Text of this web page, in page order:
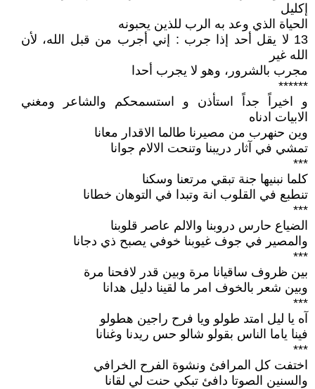
إكليل
الحياة الذي وعد به الرب للذين يحبونه
13 لا يقل أحد إذا جرب : إني أجرب من قبل الله، لأن
الله غير
مجرب بالشرور، وهو لا يجرب أحدا
******
و اخيراً جداً استأذن و استسمحكم والشاعر ومغني
الابيات ادناه
وين حنهرب من مصيرنا طالما الاقدار معانا
تمشي في آثار دريبنا وتنحت الالام جوانا
***
كلما نبنيها جنة تبقي مرتعنا وسكنا
تنطبع في القلوب انة وتبدا في التوهان خطانا
***
الضياع حارس دروبنا والالم عاصر قلوبنا
والمصير في جوف غيوبنا خوفي يصبح ذي دجانا
***
بين ظروف ساقيانا مرة وبين قدر لافحنا مرة
وبين شعر بالخوف امر ما لقينا دليل هدانا
***
آه يا ليل امتد طولو ويا فرح راجين هطولو
فينا ياما الناس بقولو شالو حس ريدنا وغنانا
***
اختفت كل المرافئ ونشوة الفرح الخرافي
والسنين الصوتا دافئ تبكي حنت لي لقانا